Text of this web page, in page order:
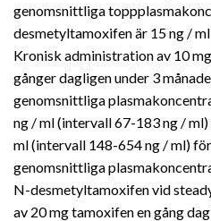
genomsnittliga
desmetyltamoxifen är 15 ng /
Kronisk administration av 10
gånger dagligen under 3
genomsnittliga
ng / ml (intervall 67-183 ng /
ml (intervall 148-654 ng / ml)
genomsnittliga
N-desmetyltamoxifen vid
av 20 mg tamoxifen en gång